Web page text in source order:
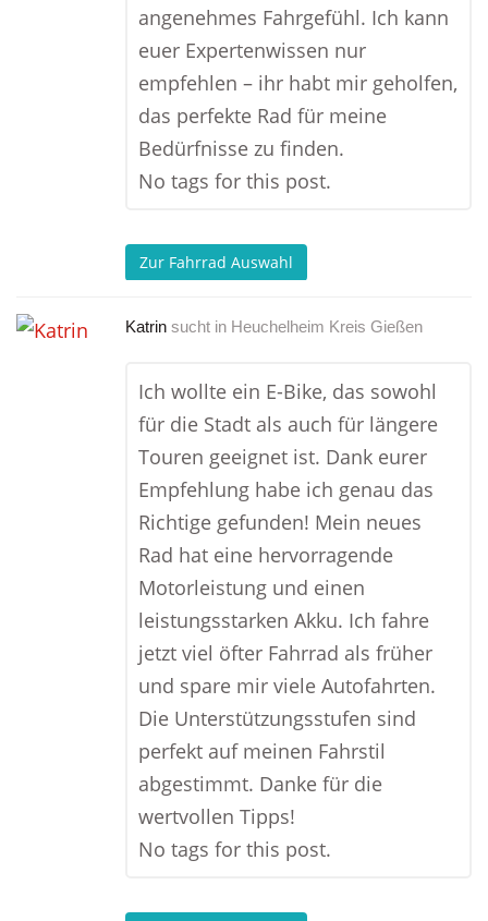
angenehmes Fahrgefühl. Ich kann
euer Expertenwissen nur
empfehlen – ihr habt mir geholfen,
das perfekte Rad für meine
Bedürfnisse zu finden.
No tags for this post.
Zur Fahrrad Auswahl
Katrin sucht in Heuchelheim Kreis Gießen
Ich wollte ein E-Bike, das sowohl
für die Stadt als auch für längere
Touren geeignet ist. Dank eurer
Empfehlung habe ich genau das
Richtige gefunden! Mein neues
Rad hat eine hervorragende
Motorleistung und einen
leistungsstarken Akku. Ich fahre
jetzt viel öfter Fahrrad als früher
und spare mir viele Autofahrten.
Die Unterstützungsstufen sind
perfekt auf meinen Fahrstil
abgestimmt. Danke für die
wertvollen Tipps!
No tags for this post.